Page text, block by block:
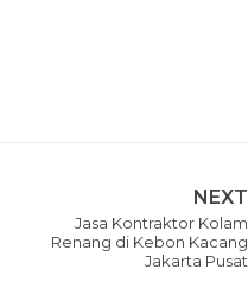
NEXT
Jasa Kontraktor Kolam
Renang di Kebon Kacang
Jakarta Pusat